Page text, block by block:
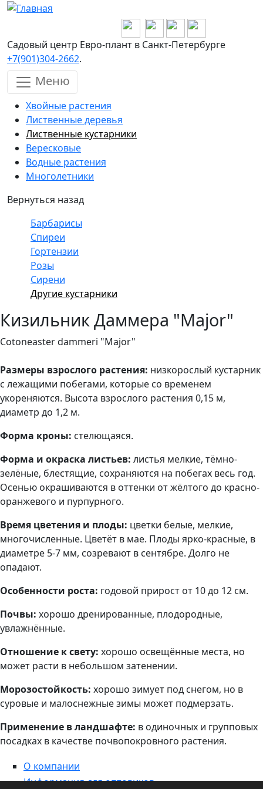
Перейти к основному содержанию
Садовый центр Евро-плант в Санкт-Петербурге
+7(901)304-2662.
Меню
Хвойные растения
Лиственные деревья
Лиственные кустарники
Вересковые
Водные растения
Многолетники
Вернуться назад
Барбарисы
Спиреи
Гортензии
Розы
Сирени
Другие кустарники
Кизильник Даммера "Major"
Cotoneaster dammeri "Major"
Размеры взрослого растения: низкорослый кустарник
с лежащими побегами, которые со временем
укореняются. Высота взрослого растения 0,15 м,
диаметр до 1,2 м.
Форма кроны: стелющаяся.
Форма и окраска листьев: листья мелкие, тёмно-
зелёные, блестящие, сохраняются на побегах весь год.
Осенью окрашиваются в оттенки от жёлтого до красно-
оранжевого и пурпурного.
Время цветения и плоды: цветки белые, мелкие,
многочисленные. Цветёт в мае. Плоды ярко-красные, в
диаметре 5-7 мм, созревают в сентябре. Долго не
опадают.
Особенности роста: годовой прирост от 10 до 12 см.
Почвы: хорошо дренированные, плодородные,
увлажнённые.
Отношение к свету: хорошо освещённые места, но
может расти в небольшом затенении.
Морозостойкость: хорошо зимует под снегом, но в
суровые и малоснежные зимы может подмерзать.
Применение в ландшафте: в одиночных и групповых
посадках в качестве почвопокровного растения.
О компании
Информация для оптовиков